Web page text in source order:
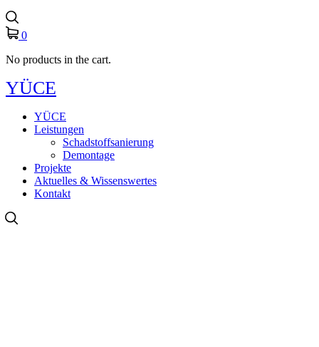
0
No products in the cart.
YÜCE
YÜCE
Leistungen
Schadstoffsanierung
Demontage
Projekte
Aktuelles & Wissenswertes
Kontakt